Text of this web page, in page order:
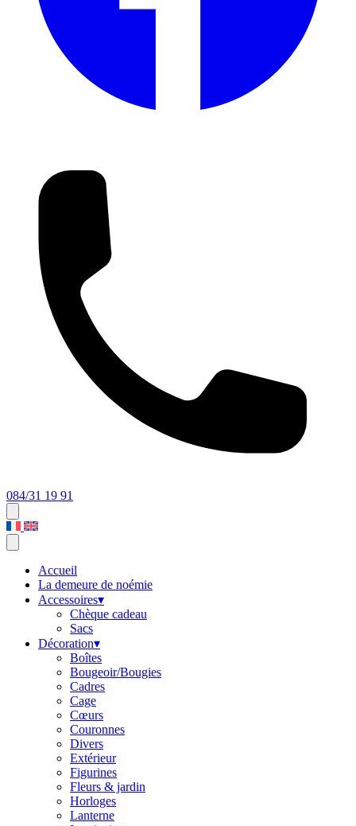
084/31 19 91
Accueil
La demeure de noémie
Accessoires▾
Chèque cadeau
Sacs
Décoration▾
Boîtes
Bougeoir/Bougies
Cadres
Cage
Cœurs
Couronnes
Divers
Extérieur
Figurines
Fleurs & jardin
Horloges
Lanterne